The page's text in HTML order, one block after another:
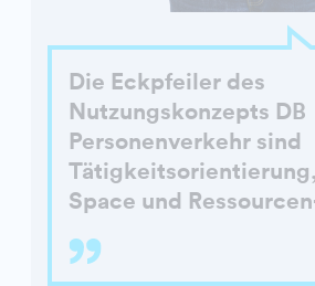
Die Eckpfeiler des
Nutzungskonzepts DB
Personenverkehr sind
Space und